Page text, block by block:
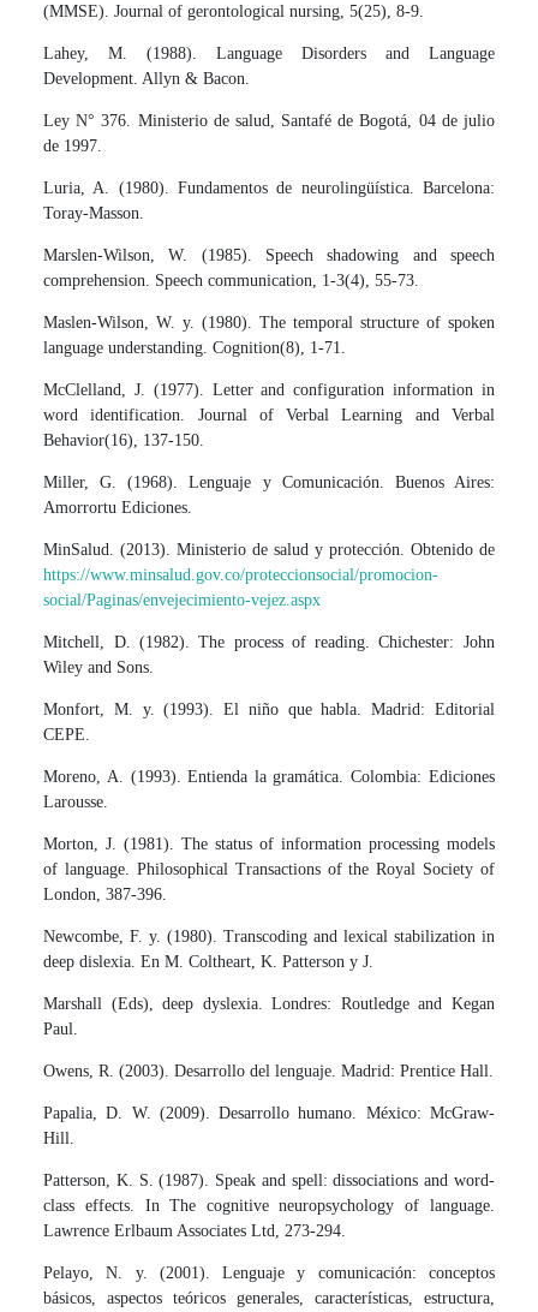
(MMSE). Journal of gerontological nursing, 5(25), 8-9.
Lahey, M. (1988). Language Disorders and Language
Development. Allyn & Bacon.
Ley N° 376. Ministerio de salud, Santafé de Bogotá, 04 de julio
de 1997.
Luria, A. (1980). Fundamentos de neurolingüística. Barcelona:
Toray-Masson.
Marslen-Wilson, W. (1985). Speech shadowing and speech
comprehension. Speech communication, 1-3(4), 55-73.
Maslen-Wilson, W. y. (1980). The temporal structure of spoken
language understanding. Cognition(8), 1-71.
McClelland, J. (1977). Letter and configuration information in
word identification. Journal of Verbal Learning and Verbal
Behavior(16), 137-150.
Miller, G. (1968). Lenguaje y Comunicación. Buenos Aires:
Amorrortu Ediciones.
MinSalud. (2013). Ministerio de salud y protección. Obtenido de
https://www.minsalud.gov.co/proteccionsocial/promocion-
social/Paginas/envejecimiento-vejez.aspx
Mitchell, D. (1982). The process of reading. Chichester: John
Wiley and Sons.
Monfort, M. y. (1993). El niño que habla. Madrid: Editorial
CEPE.
Moreno, A. (1993). Entienda la gramática. Colombia: Ediciones
Larousse.
Morton, J. (1981). The status of information processing models
of language. Philosophical Transactions of the Royal Society of
London, 387-396.
Newcombe, F. y. (1980). Transcoding and lexical stabilization in
deep dislexia. En M. Coltheart, K. Patterson y J.
Marshall (Eds), deep dyslexia. Londres: Routledge and Kegan
Paul.
Owens, R. (2003). Desarrollo del lenguaje. Madrid: Prentice Hall.
Papalia, D. W. (2009). Desarrollo humano. México: McGraw-
Hill.
Patterson, K. S. (1987). Speak and spell: dissociations and word-
class effects. In The cognitive neuropsychology of language.
Lawrence Erlbaum Associates Ltd, 273-294.
Pelayo, N. y. (2001). Lenguaje y comunicación: conceptos
básicos, aspectos teóricos generales, características, estructura,